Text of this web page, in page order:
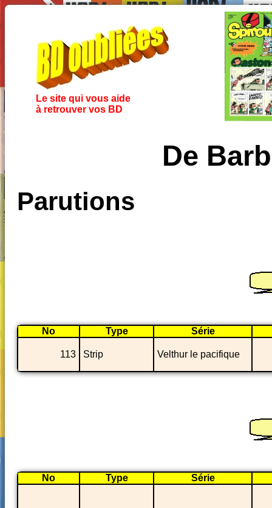
Le site qui vous aide
à retrouver vos BD
De
Parutions
No Type Série
113 Strip Velthur le pacifique
No Type Série